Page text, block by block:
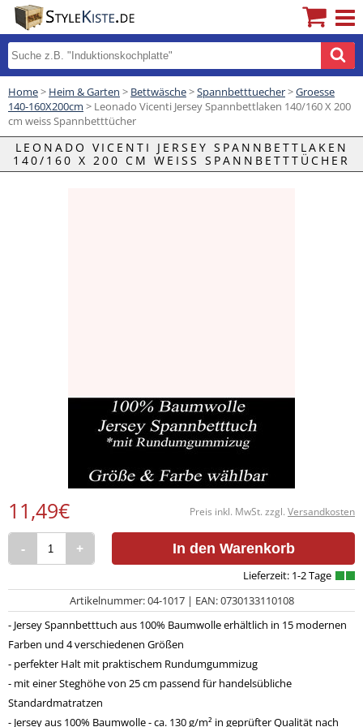
Home> Heim & Garten > Bettwäsche>Spannbetttuecher>Groesse
140-160X200cm > Leonado Vicenti Jersey Spannbettlaken 140/160 X 200
cm weiss Spannbetttücher
LEONADO VICENTI JERSEY SPANNBETTLAKEN
140/160 X 200 CM WEISS SPANNBETTTÜCHER
Preis inkl. MwSt. zzgl. Versandkosten
11,49€
- + In den Warenkorb
Artikelnummer: 04-1017 | EAN: 0730133110108
- Jersey Spannbetttuch aus 100% Baumwolle erhältlich in 15 modernen
Farben und 4 verschiedenen Größen
- perfekter Halt mit praktischem Rundumgummizug
- mit einer Steghöhe von 25 cm passend für handelsübliche
Standardmatratzen
- Jersey aus 100% Baumwolle - ca. 130 g/m² in geprüfter Qualität nach